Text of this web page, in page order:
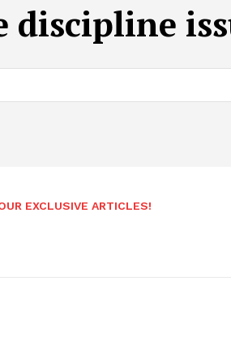
discipline
EXCLUSIVE ARTICLES!